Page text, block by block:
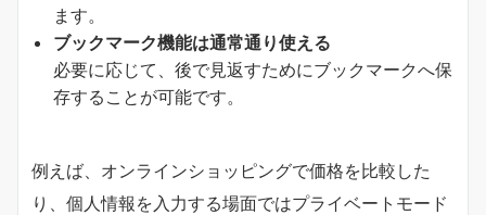
ます。
ブックマーク機能は通常通り使える
必要に応じて、後で見返すためにブックマークへ保
存することが可能です。
例えば、オンラインショッピングで価格を比較した
り、個人情報を入力する場面ではプライベートモード